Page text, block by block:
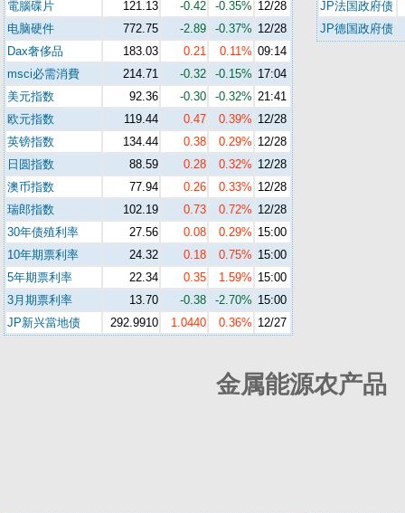
電腦碟片
121.13 -0.42 -0.35% 12/28
电脑硬件
772.75 -2.89 -0.37% 12/28
Dax奢侈品
183.03 0.21 0.11% 09:14
msci必需消費
214.71 -0.32 -0.15% 17:04
美元指数
92.36 -0.30 -0.32% 21:41
欧元指数
119.44 0.47 0.39% 12/28
英镑指数
134.44 0.38 0.29% 12/28
日圆指数
88.59 0.28 0.32% 12/28
澳币指数
77.94 0.26 0.33% 12/28
瑞郎指数
102.19 0.73 0.72% 12/28
30年债殖利率
27.56 0.08 0.29% 15:00
10年期票利率
24.32 0.18 0.75% 15:00
5年期票利率
22.34 0.35 1.59% 15:00
3月期票利率
13.70 -0.38 -2.70% 15:00
JP新兴當地债
292.9910 1.0440 0.36% 12/27
JP法国政府债
JP德国政府债
金属能源农产